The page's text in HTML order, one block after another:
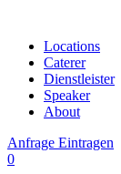
Locations
Caterer
Dienstleister
Speaker
About
Anfrage Eintragen
0